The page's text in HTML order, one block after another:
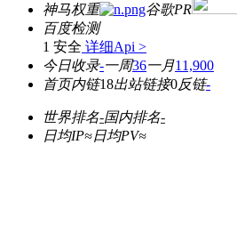
神马权重
谷歌PR
百度检测
1 安全 详细Api >
今日收录-一周36一月11,900
首页内链18出站链接0反链-
世界排名-国内排名-
日均IP≈日均PV≈